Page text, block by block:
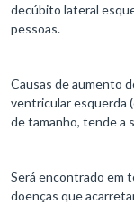
decúbito lateral
pessoas.
Causas de aumento
ventricular esquerda
de tamanho, tende a
Será encontrado em
doenças que